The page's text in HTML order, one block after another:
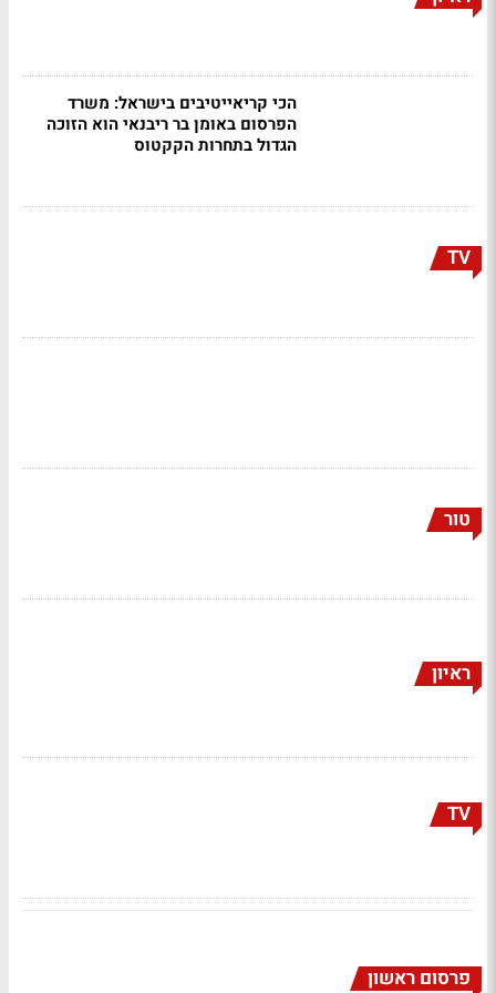
הכי קריאייטיבים בישראל: משרד
הפרסום באומן בר ריבנאי הוא הזוכה
הגדול בתחרות הקקטוס
TV
טור
ראיון
TV
פרסום ראשון